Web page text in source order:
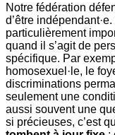
Notre fédération
d’être
particulièrement
quand il s’agit de
spécifique. Par
homosexuel·le, le
discriminations
seulement une
aussi souvent une
si précieuses, c’est